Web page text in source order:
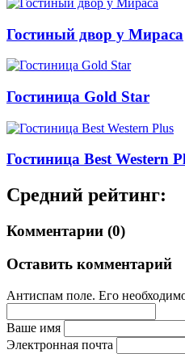
Гостиный двор у Мираса
Гостиница Gold Star
Гостиница Best Western
Средний рейтинг:
Комментарии (0)
Оставить комментарий
Антиспам поле. Его
Ваше имя
Электронная почта